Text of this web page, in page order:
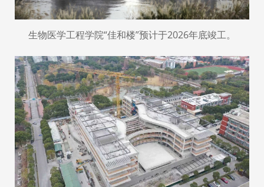
生物医学工程学院“佳和楼”预计于2026年底竣工。